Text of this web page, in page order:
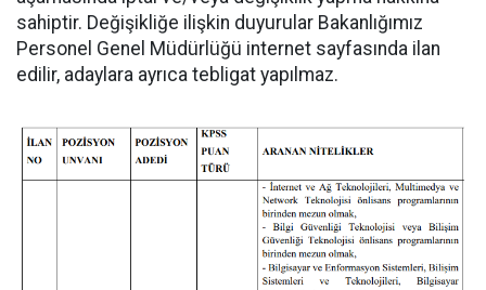
sahiptir. Değişikliğe ilişkin duyurular Bakanlığımız
Personel Genel Müdürlüğü internet sayfasında ilan
edilir, adaylara ayrıca tebligat yapılmaz.